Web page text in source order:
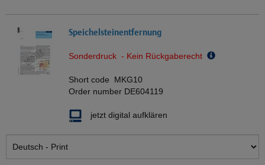
Speichelsteinentfernung
Sonderdruck - Kein Rückgaberecht
Short code MKG10
Order number DE604119
jetzt digital aufklären